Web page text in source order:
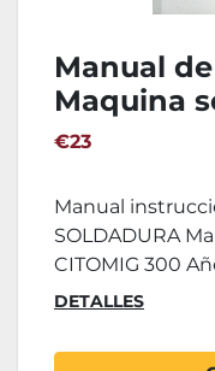
Manual
Maquina
CITOMIG
€23
Manual
SOLDADURA
CITOMIG 300
DETALLES